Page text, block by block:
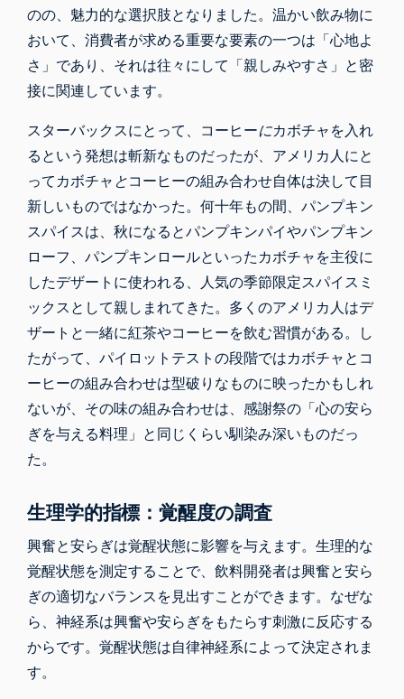
のの、魅力的な選択肢となりました。温かい飲み物に
おいて、消費者が求める重要な要素の一つは「心地よ
さ」であり、それは往々にして「親しみやすさ」と密
接に関連しています。
スターバックスにとって、コーヒーにカボチャを入れ
るという発想は斬新なものだったが、アメリカ人にと
ってカボチャ とコーヒーの組み合わせ自体は決して目
新しいものではなかった。何十年もの間、パンプキン
スパイスは、秋になるとパンプキンパイやパンプキン
ローフ、パンプキンロールといったカボチャを主役に
したデザートに使われる、人気の季節限定スパイスミ
ックスとして親しまれてきた。多くのアメリカ人はデ
ザートと一緒に紅茶やコーヒーを飲む習慣がある。し
たがって、パイロットテストの段階ではカボチャとコ
ーヒーの組み合わせは型破りなものに映ったかもしれ
ないが、その味の組み合わせは、感謝祭の「心の安ら
ぎを与える料理」と同じくらい馴染み深いものだっ
た。
生理学的指標：覚醒度の調査
興奮と安らぎは覚醒状態に影響を与えます。生理的な
覚醒状態を測定することで、飲料開発者は興奮と安ら
ぎの適切なバランスを見出すことができます。なぜな
ら、神経系は興奮や安らぎをもたらす刺激に反応する
からです。覚醒状態は自律神経系によって決定されま
す。